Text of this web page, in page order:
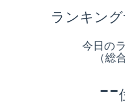
ランキン
今日の
（総
--